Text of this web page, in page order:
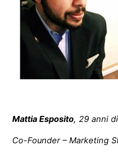
Mattia Esposito, 29 anni
Co-Founder – Marketing